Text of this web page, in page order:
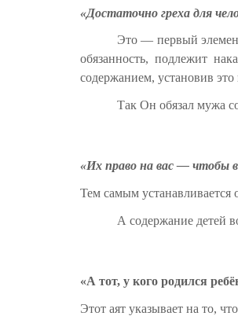
«Достаточно греха для
Это — первый
обязанность, подлежит
содержанием, установив это
Так Он обязал мужа
«Их право на вас — чтобы
Тем самым
А содержание детей
«А тот, у кого родился
Этот аят указывает на то,